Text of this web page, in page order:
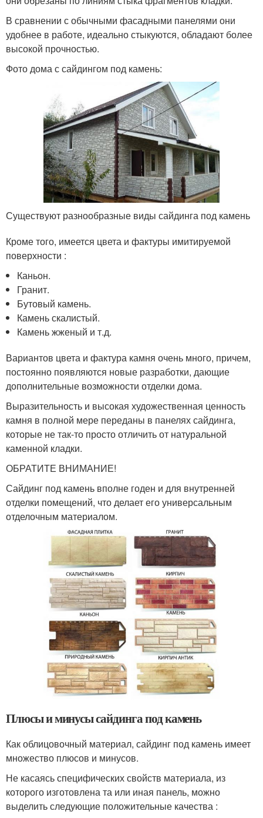
В сравнении с обычными фасадными панелями они
удобнее в работе, идеально стыкуются, обладают более
высокой прочностью.
Фото дома с сайдингом под камень:
Существуют разнообразные виды сайдинга под камень
Кроме того, имеется цвета и фактуры имитируемой
поверхности :
Каньон.
Гранит.
Бутовый камень.
Камень скалистый.
Камень жженый и т.д.
Вариантов цвета и фактура камня очень много, причем,
постоянно появляются новые разработки, дающие
дополнительные возможности отделки дома.
Выразительность и высокая художественная ценность
камня в полной мере переданы в панелях сайдинга,
которые не так-то просто отличить от натуральной
каменной кладки.
ОБРАТИТЕ ВНИМАНИЕ!
Сайдинг под камень вполне годен и для внутренней
отделки помещений, что делает его универсальным
отделочным материалом.
Плюсы и минусы сайдинга под камень
Как облицовочный материал, сайдинг под камень имеет
множество плюсов и минусов.
Не касаясь специфических свойств материала, из
которого изготовлена та или иная панель, можно
выделить следующие положительные качества :